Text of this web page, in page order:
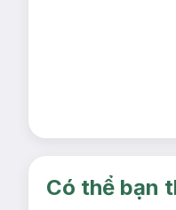
Có thể bạn